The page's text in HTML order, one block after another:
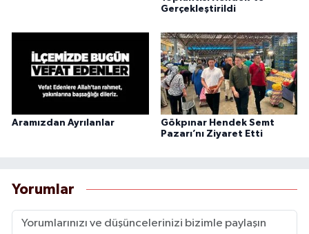
Gerçekleştirildi
Aramızdan Ayrılanlar
Gökpınar Hendek Semt
Pazarı’nı Ziyaret Etti
Yorumlar